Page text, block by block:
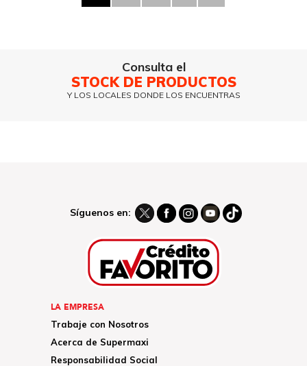
Consulta el
STOCK DE PRODUCTOS
Y LOS LOCALES DONDE LOS ENCUENTRAS
Síguenos en:
LA EMPRESA
Trabaje con Nosotros
Acerca de Supermaxi
Responsabilidad Social